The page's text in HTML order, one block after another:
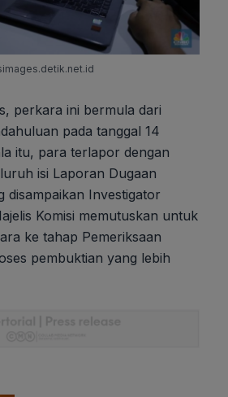
perkara ini bermula dari
pada tanggal 14
itu, para terlapor dengan
isi Laporan Dugaan
disampaikan Investigator
Komisi memutuskan untuk
ke tahap Pemeriksaan
pembuktian yang lebih